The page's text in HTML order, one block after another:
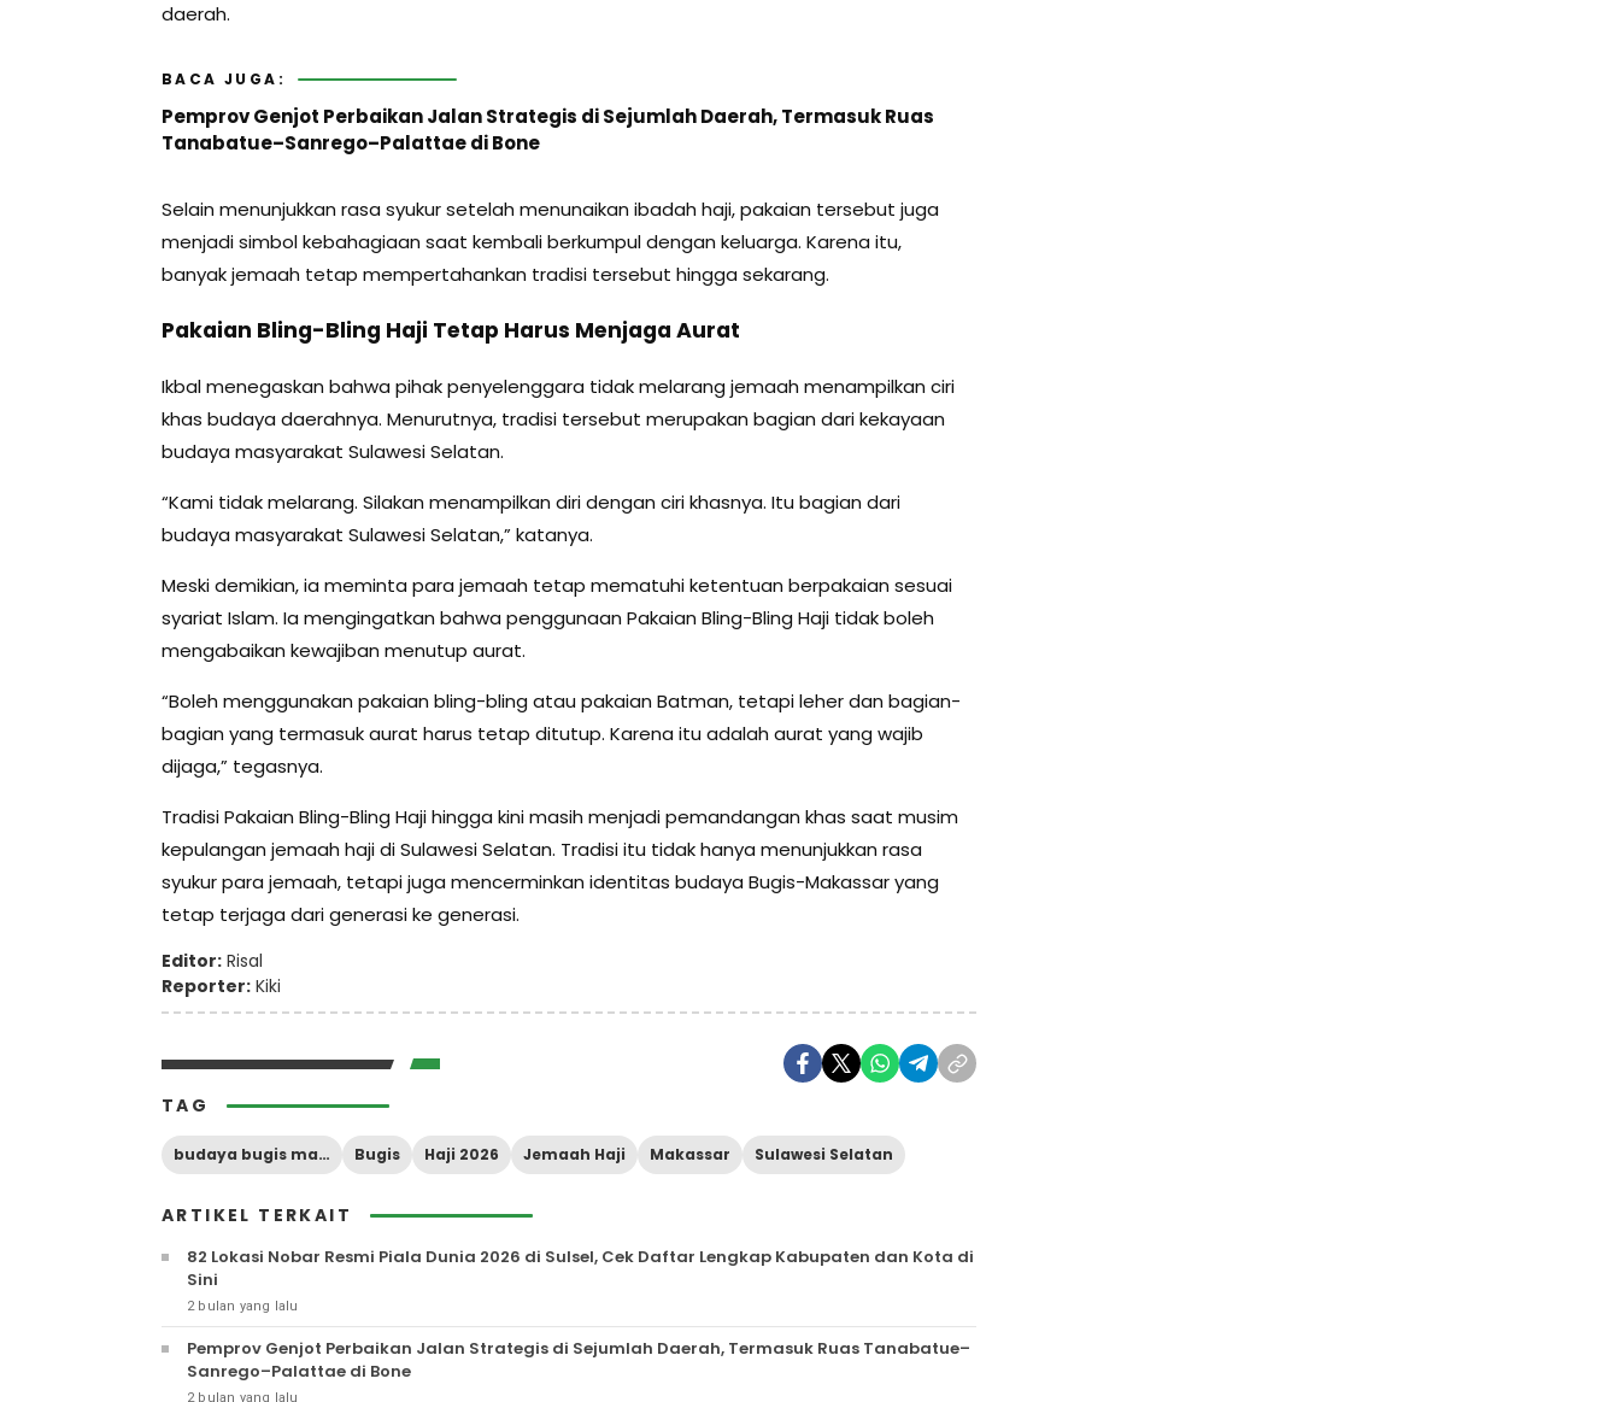
daerah.
BACA JUGA:
Pemprov Genjot Perbaikan Jalan Strategis di Sejumlah Daerah, Termasuk Ruas
Tanabatue–Sanrego–Palattae di Bone
Selain menunjukkan rasa syukur setelah menunaikan ibadah haji, pakaian tersebut juga
menjadi simbol kebahagiaan saat kembali berkumpul dengan keluarga. Karena itu,
banyak jemaah tetap mempertahankan tradisi tersebut hingga sekarang.
Pakaian Bling-Bling Haji Tetap Harus Menjaga Aurat
Ikbal menegaskan bahwa pihak penyelenggara tidak melarang jemaah menampilkan ciri
khas budaya daerahnya. Menurutnya, tradisi tersebut merupakan bagian dari kekayaan
budaya masyarakat Sulawesi Selatan.
“Kami tidak melarang. Silakan menampilkan diri dengan ciri khasnya. Itu bagian dari
budaya masyarakat Sulawesi Selatan,” katanya.
Meski demikian, ia meminta para jemaah tetap mematuhi ketentuan berpakaian sesuai
syariat Islam. Ia mengingatkan bahwa penggunaan Pakaian Bling-Bling Haji tidak boleh
mengabaikan kewajiban menutup aurat.
“Boleh menggunakan pakaian bling-bling atau pakaian Batman, tetapi leher dan bagian-
bagian yang termasuk aurat harus tetap ditutup. Karena itu adalah aurat yang wajib
dijaga,” tegasnya.
Tradisi Pakaian Bling-Bling Haji hingga kini masih menjadi pemandangan khas saat musim
kepulangan jemaah haji di Sulawesi Selatan. Tradisi itu tidak hanya menunjukkan rasa
syukur para jemaah, tetapi juga mencerminkan identitas budaya Bugis-Makassar yang
tetap terjaga dari generasi ke generasi.
Editor: Risal
Reporter: Kiki
TAG
budaya bugis makassar Bugis Haji 2026 Jemaah Haji Makassar Sulawesi Selatan
ARTIKEL TERKAIT
82 Lokasi Nobar Resmi Piala Dunia 2026 di Sulsel, Cek Daftar Lengkap Kabupaten dan Kota di
Sini
2 bulan yang lalu
Pemprov Genjot Perbaikan Jalan Strategis di Sejumlah Daerah, Termasuk Ruas Tanabatue–
Sanrego–Palattae di Bone
2 bulan yang lalu